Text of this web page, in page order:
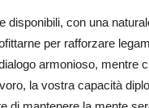
disponibili, con una
per rafforzare
armonioso, mentre
la vostra capacità